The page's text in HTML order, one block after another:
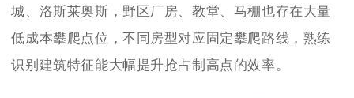
城、洛斯莱奥斯，野区厂房、教堂、马棚也存在大量
低成本攀爬点位，不同房型对应固定攀爬路线，熟练
识别建筑特征能大幅提升抢占制高点的效率。